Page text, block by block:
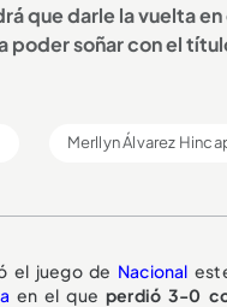
que darle la vuelta en
poder soñar con el
Merllyn Álvarez
el juego de Nacional
en el que perdió 3-0